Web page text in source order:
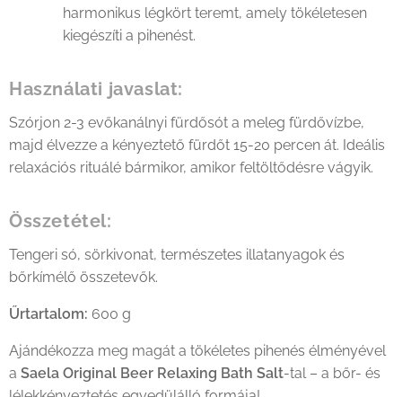
harmonikus légkört teremt, amely tökéletesen
kiegészíti a pihenést.
Használati javaslat:
Szórjon 2-3 evőkanálnyi fürdősót a meleg fürdővízbe,
majd élvezze a kényeztető fürdőt 15-20 percen át. Ideális
relaxációs rituálé bármikor, amikor feltöltődésre vágyik.
Összetétel:
Tengeri só, sörkivonat, természetes illatanyagok és
bőrkímélő összetevők.
Űrtartalom: 600 g
Ajándékozza meg magát a tökéletes pihenés élményével
a Saela Original Beer Relaxing Bath Salt-tal – a bőr- és